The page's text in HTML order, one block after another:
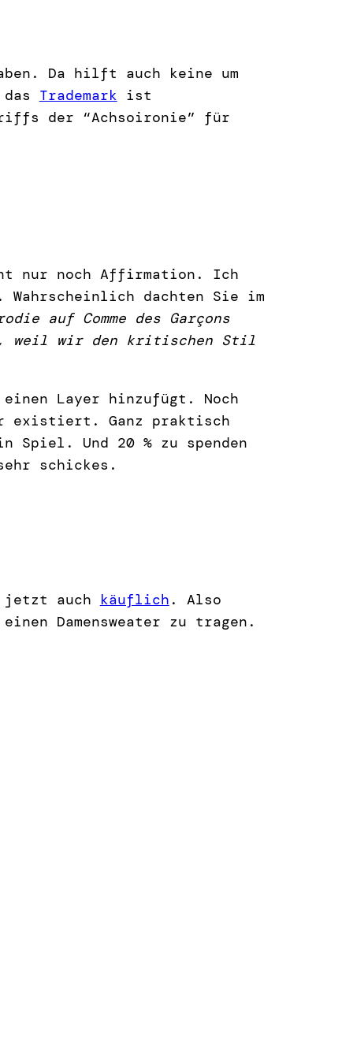
Da hilft auch keine um
Trademark ist
der “Achsoironie” für
nur noch Affirmation. Ich
dachten Sie im
auf Comme des Garçons
weil wir den kritischen Stil
Layer hinzufügt. Noch
existiert. Ganz praktisch
Und 20 % zu spenden
schickes.
auch käuflich . Also
Damensweater zu tragen.